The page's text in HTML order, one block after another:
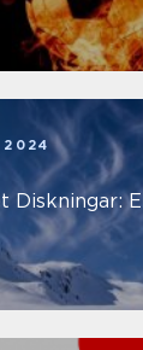
Diskningar: